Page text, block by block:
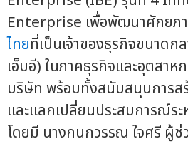
Enterprise เพื่อพัฒนาศักยภ
ไทยที่เป็นเจ้าของธุรกิจขนาดก
เอ็มอี) ในภาคธุรกิจและอุตสา
บริษัท พร้อมทั้งสนับสนุนการส
และแลกเปลี่ยนประสบการณ์ระ
โดยมี นางกนกวรรณ ใจศรี ผู้